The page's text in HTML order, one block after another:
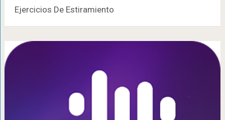
Ejercicios De Estiramiento